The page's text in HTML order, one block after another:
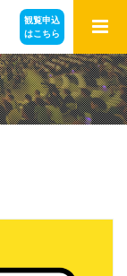
観覧申込
はこちら